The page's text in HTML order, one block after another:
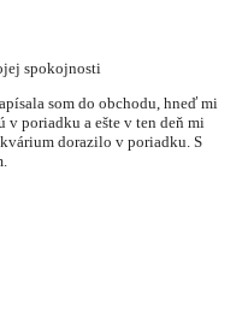
spokojnosti
som do obchodu, hneď mi
v poriadku a ešte v ten deň mi
dorazilo v poriadku. S